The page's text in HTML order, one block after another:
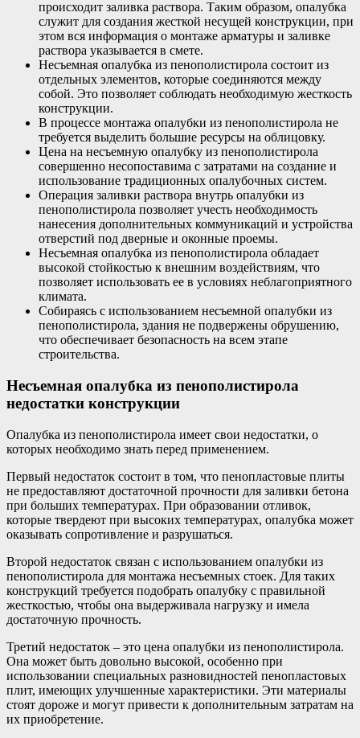
происходит заливка раствора. Таким образом, опалубка
служит для создания жесткой несущей конструкции, при
этом вся информация о монтаже арматуры и заливке
раствора указывается в смете.
Несъемная опалубка из пенополистирола состоит из
отдельных элементов, которые соединяются между
собой. Это позволяет соблюдать необходимую жесткость
конструкции.
В процессе монтажа опалубки из пенополистирола не
требуется выделить большие ресурсы на облицовку.
Цена на несъемную опалубку из пенополистирола
совершенно несопоставима с затратами на создание и
использование традиционных опалубочных систем.
Операция заливки раствора внутрь опалубки из
пенополистирола позволяет учесть необходимость
нанесения дополнительных коммуникаций и устройства
отверстий под дверные и оконные проемы.
Несъемная опалубка из пенополистирола обладает
высокой стойкостью к внешним воздействиям, что
позволяет использовать ее в условиях неблагоприятного
климата.
Собираясь с использованием несъемной опалубки из
пенополистирола, здания не подвержены обрушению,
что обеспечивает безопасность на всем этапе
строительства.
Несъемная опалубка из пенополистирола
недостатки конструкции
Опалубка из пенополистирола имеет свои недостатки, о
которых необходимо знать перед применением.
Первый недостаток состоит в том, что пенопластовые плиты
не предоставляют достаточной прочности для заливки бетона
при больших температурах. При образовании отливок,
которые твердеют при высоких температурах, опалубка может
оказывать сопротивление и разрушаться.
Второй недостаток связан с использованием опалубки из
пенополистирола для монтажа несъемных стоек. Для таких
конструкций требуется подобрать опалубку с правильной
жесткостью, чтобы она выдерживала нагрузку и имела
достаточную прочность.
Третий недостаток – это цена опалубки из пенополистирола.
Она может быть довольно высокой, особенно при
использовании специальных разновидностей пенопластовых
плит, имеющих улучшенные характеристики. Эти материалы
стоят дороже и могут привести к дополнительным затратам на
их приобретение.